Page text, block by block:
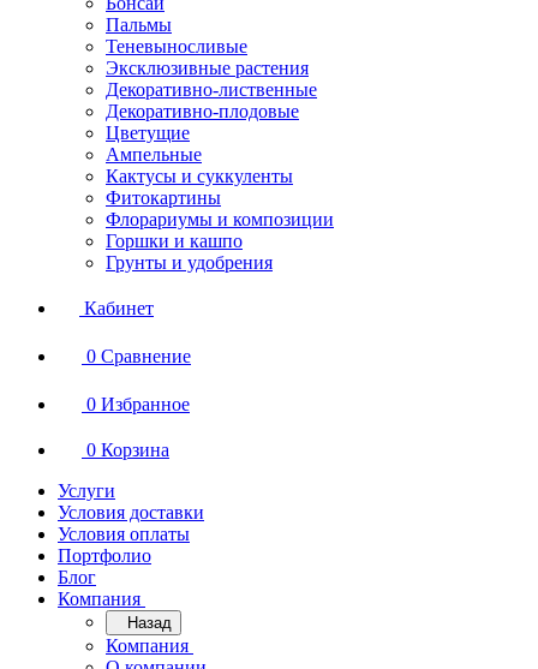
Пальмы
Теневыносливые
Эксклюзивные растения
Декоративно-лиственные
Декоративно-плодовые
Цветущие
Ампельные
Кактусы и суккуленты
Фитокартины
Флорариумы и композиции
Горшки и кашпо
Грунты и удобрения
Кабинет
0 Сравнение
0 Избранное
0 Корзина
Услуги
Условия доставки
Условия оплаты
Портфолио
Блог
Компания
Назад
Компания